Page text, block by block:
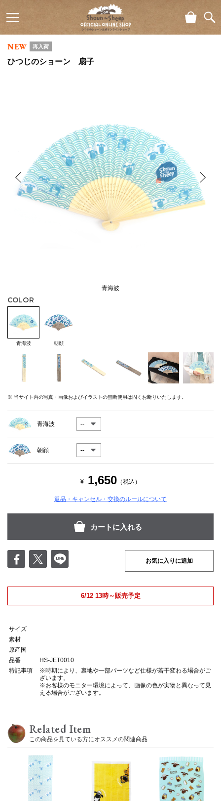
ひつじの
ショーン
the Sheep
Official
Online
Shop
NEW 再入荷
ひつじのショーン 扇子
青海波
COLOR
青海波 朝顔
※ 当サイト内の写真・画像およびイラストの無断使用は固くお断りいたします。
青海波
朝顔
¥ 1,650 （税込）
返品・キャンセル・交換のルールについて
お気に入りに追加
6/12 13時～販売予定
サイズ
素材
原産国
品番
HS-JET0010
特記事項
※時期により、裏地や一部パーツなど仕様が若干変わる場合がご
ざいます。
※お客様のモニター環境によって、画像の色が実物と異なって見
える場合がございます。
Related Item
この商品を見ている方にオススメの関連商品